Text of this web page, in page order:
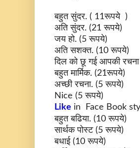
बहुत सुंदर. ( 11रूपये )
अति सुंदर. (21रूपये)
जय हो. (5रूपये)
अति सशक्त. (10रूपये)
दिल को छू गई आपकी
बहुत मार्मिक. (21रूपये)
अच्छी रचना. (5रूपये)
Nice (5रूपये)
Like in Face Book
बहुत बढिया. (10रूपये)
सार्थक पोस्ट (5रूपये)
बधाई (10रूपये)